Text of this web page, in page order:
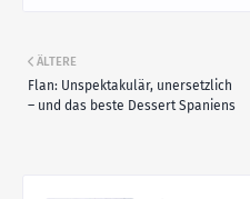
ÄLTERE
Flan: Unspektakulär, unersetzlich
– und das beste Dessert Spaniens